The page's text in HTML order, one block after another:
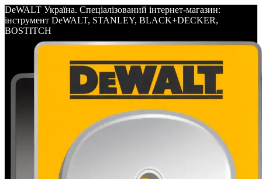
DeWALT Україна. Спеціалізований інтернет-магазин:
інструмент DeWALT, STANLEY, BLACK+DECKER,
BOSTITCH